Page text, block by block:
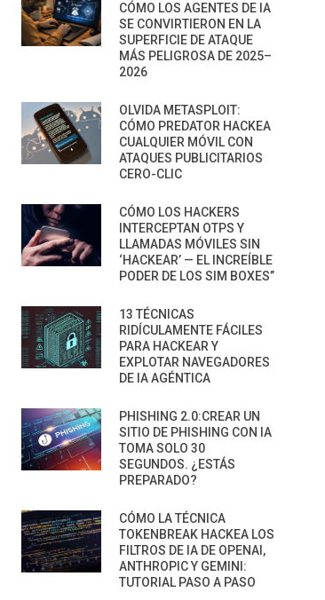
CÓMO LOS AGENTES DE IA
SE CONVIRTIERON EN LA
SUPERFICIE DE ATAQUE
MÁS PELIGROSA DE 2025–
2026
OLVIDA METASPLOIT:
CÓMO PREDATOR HACKEA
CUALQUIER MÓVIL CON
ATAQUES PUBLICITARIOS
CERO-CLIC
CÓMO LOS HACKERS
INTERCEPTAN OTPS Y
LLAMADAS MÓVILES SIN
‘HACKEAR’ — EL INCREÍBLE
PODER DE LOS SIM BOXES”
13 TÉCNICAS
RIDÍCULAMENTE FÁCILES
PARA HACKEAR Y
EXPLOTAR NAVEGADORES
DE IA AGÉNTICA
PHISHING 2.0:CREAR UN
SITIO DE PHISHING CON IA
TOMA SOLO 30
SEGUNDOS. ¿ESTÁS
PREPARADO?
CÓMO LA TÉCNICA
TOKENBREAK HACKEA LOS
FILTROS DE IA DE OPENAI,
ANTHROPIC Y GEMINI:
TUTORIAL PASO A PASO